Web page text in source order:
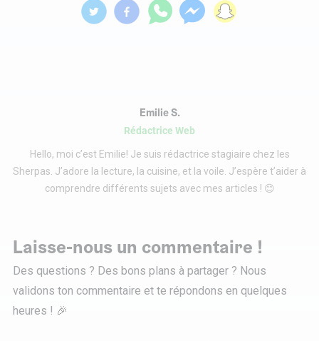
Emilie S.
Rédactrice Web
Hello, moi c’est Emilie! Je suis rédactrice stagiaire chez les
Sherpas. J’adore la lecture, la cuisine, et la voile. J’espère t’aider à
comprendre différents sujets avec mes articles ! 😊
Laisse-nous un commentaire !
Des questions ? Des bons plans à partager ? Nous
validons ton commentaire et te répondons en quelques
heures ! 🎉